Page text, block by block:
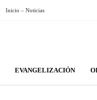
Inicio – Noticias
EVANGELIZACIÓN